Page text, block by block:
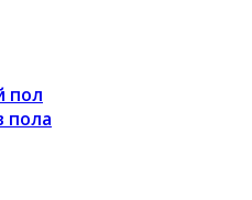
пол
пола